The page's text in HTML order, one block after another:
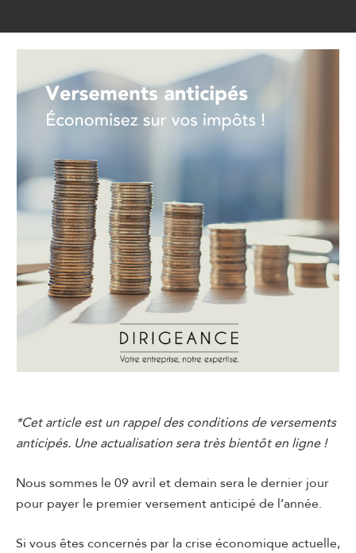
*Cet article est un rappel des conditions de versements
anticipés. Une actualisation sera très bientôt en ligne !
Nous sommes le 09 avril et demain sera le dernier jour
pour payer le premier versement anticipé de l’année.
Si vous êtes concernés par la crise économique actuelle,